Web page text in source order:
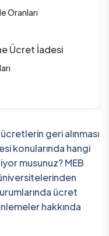
Oranları
Ücret İadesi
geri alınması
konularında hangi
musunuz? MEB
ücret
hakkında